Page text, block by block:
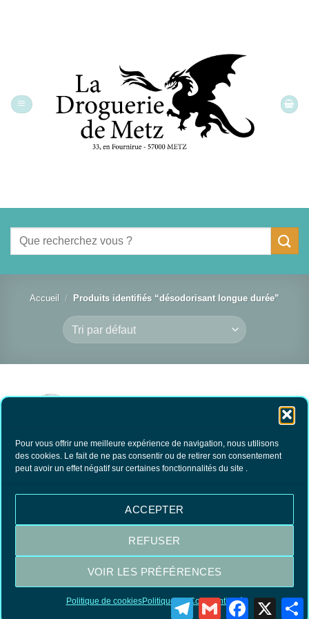
Pour vous offrir une meilleure expérience de navigation, nous utilisons
des cookies. Le fait de ne pas consentir ou de retirer son consentement
peut avoir un effet négatif sur certaines fonctionnalités du site .
ACCEPTER
REFUSER
VOIR LES PRÉFÉRENCES
Politique de cookiesPolitique de Confidentialité
Recherche
pour :
Accueil / Produits identifiés “désodorisant longue durée”
Odorisant Toilettes le
15.90€ TTC
PANIER
Visa MasterCardPayPal
TelegramGmail Facebook